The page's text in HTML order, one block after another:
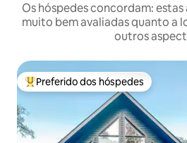
Os hóspedes concordam:
muito bem avaliadas quanto a
outros
Entre os melhores preferidos dos
Preferido dos hóspedes